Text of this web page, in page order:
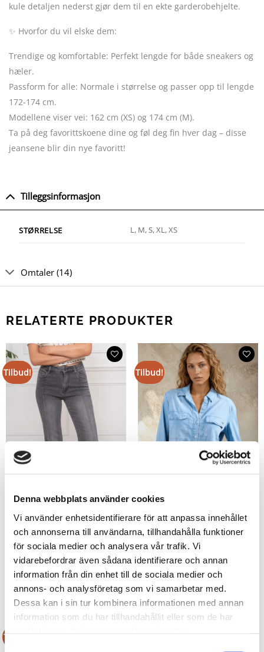
Denna webbplats använder cookies
Vi använder enhetsidentifierare för att anpassa innehållet
och annonserna till användarna, tillhandahålla funktioner
för sociala medier och analysera vår trafik. Vi
vidarebefordrar även sådana identifierare och annan
information från din enhet till de sociala medier och
annons- och analysföretag som vi samarbetar med.
Dessa kan i sin tur kombinera informationen med annan
information som du har tillhandahållit eller som de har
kule detaljen nederst gjør dem til en ekte garderobehjelte.
✨ Hvorfor du vil elske dem:
Trendige og komfortable: Perfekt lengde for både sneakers og
hæler.
Passform for alle: Normale i størrelse og passer opp til lengde
172-174 cm.
Modellene viser vei: 162 cm (XS) og 174 cm (M).
Ta på deg favorittskoene dine og føl deg fin hver dag – disse
jeansene blir din nye favoritt!
Tilleggsinformasjon
STØRRELSE L, M, S, XL, XS
Omtaler (14)
RELATERTE PRODUKTER
Tilbud!
Gretchen Grå Stretchy Jeans med
sytt pressveck Folyrose
646,08kr
323,04
Tilbud!
Hjertevid Jeansskjorte
695,85
487,10kr
Tilbud!